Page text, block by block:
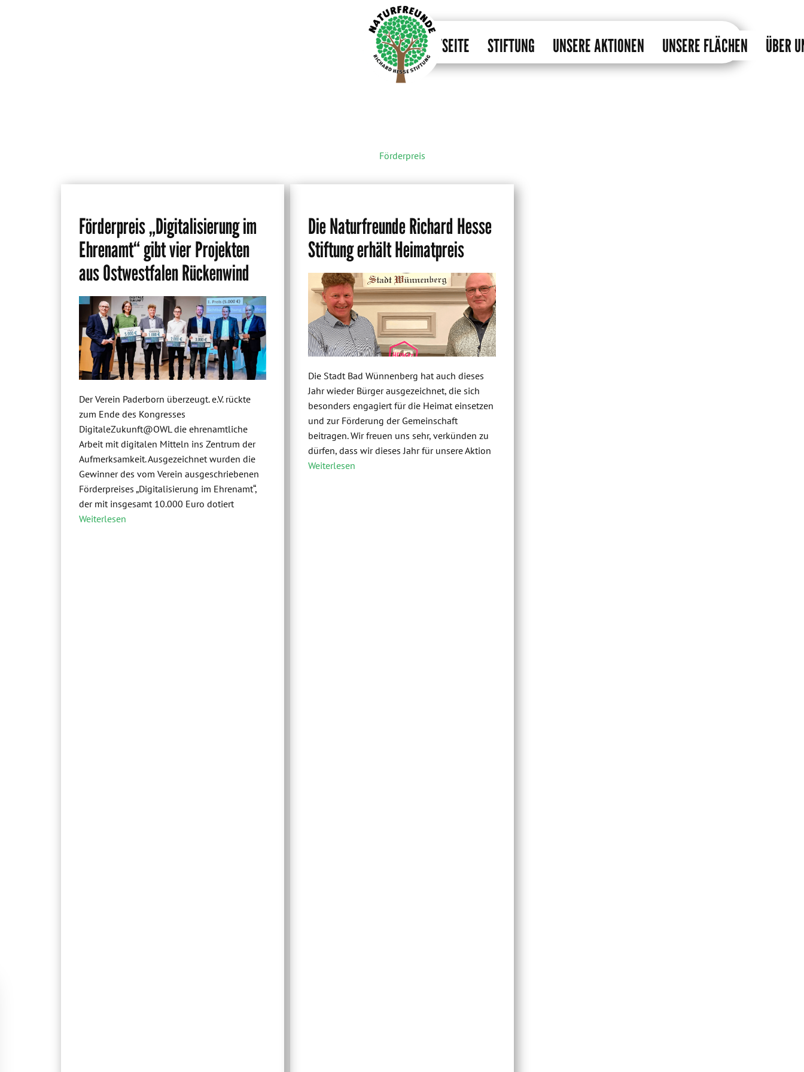
STARTSEITE STIFTUNG UNSERE AKTIONEN UNSERE FLÄCHEN ÜBER
Förderpreis
Förderpreis „Digitalisierung im
Ehrenamt“ gibt vier Projekten
aus Ostwestfalen Rückenwind
Der Verein Paderborn überzeugt. e.V. rückte
zum Ende des Kongresses
DigitaleZukunft@OWL die ehrenamtliche
Arbeit mit digitalen Mitteln ins Zentrum der
Aufmerksamkeit. Ausgezeichnet wurden die
Gewinner des vom Verein ausgeschriebenen
Förderpreises „Digitalisierung im Ehrenamt“,
der mit insgesamt 10.000 Euro dotiert
Weiterlesen
Die Naturfreunde Richard Hesse
Stiftung erhält Heimatpreis
Die Stadt Bad Wünnenberg hat auch dieses
Jahr wieder Bürger ausgezeichnet, die sich
besonders engagiert für die Heimat einsetzen
und zur Förderung der Gemeinschaft
beitragen. Wir freuen uns sehr, verkünden zu
dürfen, dass wir dieses Jahr für unsere Aktion
Weiterlesen